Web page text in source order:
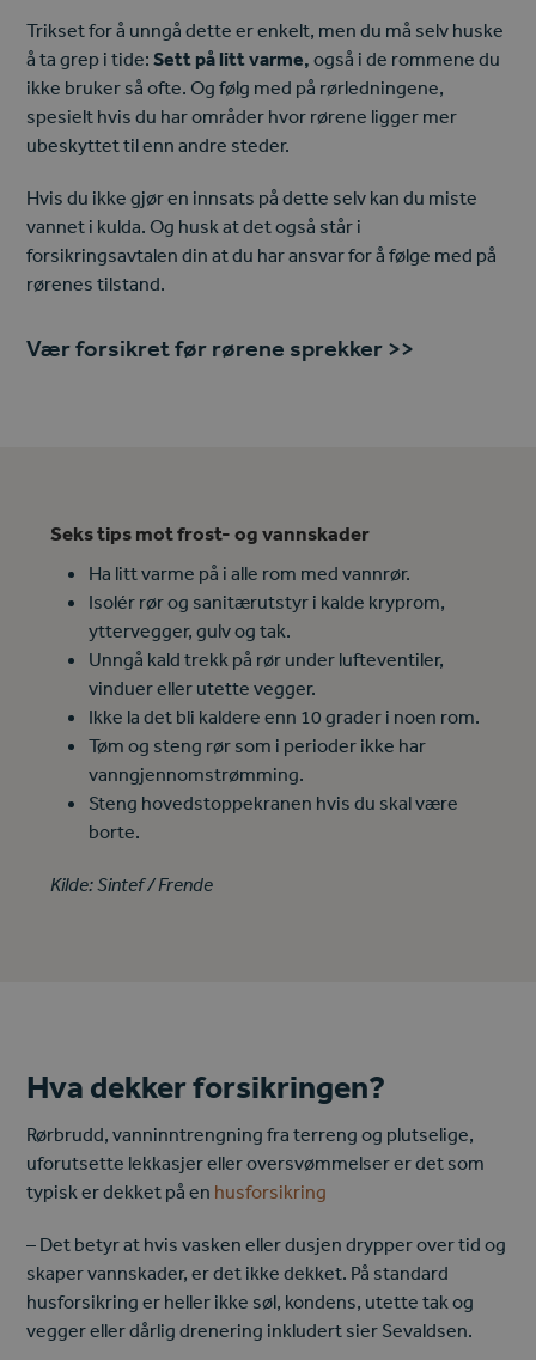
Trikset for å unngå dette er enkelt, men du må selv huske
å ta grep i tide:Sett på litt varme, også i de rommene du
ikke bruker så ofte. Og følg med på rørledningene,
spesielt hvis du har områder hvor rørene ligger mer
ubeskyttet til enn andre steder.
Hvis du ikke gjør en innsats på dette selv kan du miste
vannet i kulda. Og husk at det også står i
forsikringsavtalen din at du har ansvar for å følge med på
rørenes tilstand.
Vær forsikret før rørene sprekker >>
Seks tips mot frost- og vannskader
Ha litt varme på i alle rom med vannrør.
Isolér rør og sanitærutstyr i kalde kryprom,
yttervegger, gulv og tak.
Unngå kald trekk på rør under lufteventiler,
vinduer eller utette vegger.
Ikke la det bli kaldere enn 10 grader i noen rom.
Tøm og steng rør som i perioder ikke har
vanngjennomstrømming.
Steng hovedstoppekranen hvis du skal være
borte.
Kilde: Sintef / Frende
Hva dekker forsikringen?
Rørbrudd, vanninntrengning fra terreng og plutselige,
uforutsette lekkasjer eller oversvømmelser er det som
typisk er dekket på en husforsikring
– Det betyr at hvis vasken eller dusjen drypper over tid og
skaper vannskader, er det ikke dekket. På standard
husforsikring er heller ikke søl, kondens, utette tak og
vegger eller dårlig drenering inkludert sier Sevaldsen.